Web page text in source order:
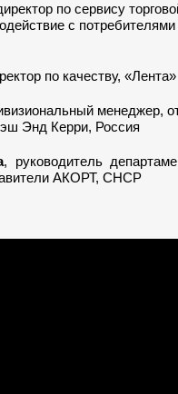
по сервису
с
по качеству, «Лента»
менеджер,
Энд Керри, Россия
, руководитель
АКОРТ, СНСР